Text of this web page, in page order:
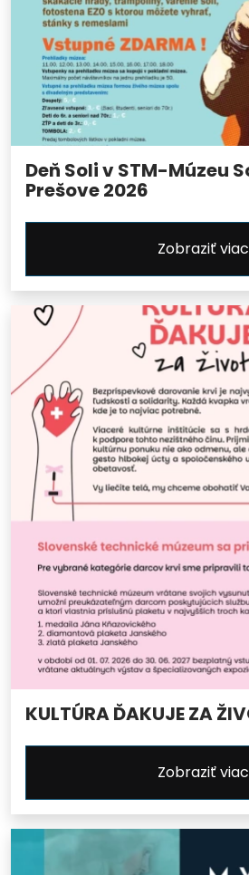
Deň Soli v STM-Múzeu
Prešove 2026
Zobraziť viac
KULTÚRA ĎAKUJE ZA
Zobraziť viac